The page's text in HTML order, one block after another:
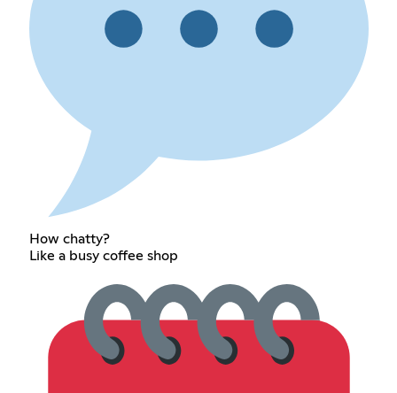
How chatty?
Like a busy coffee shop